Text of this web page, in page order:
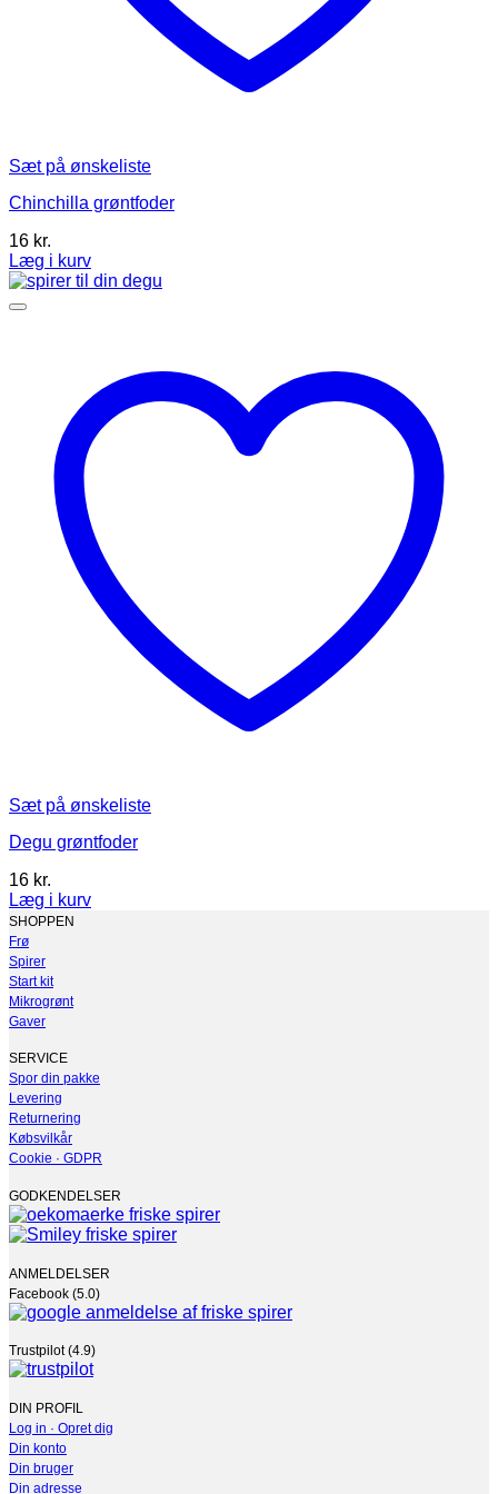
Sæt på ønskeliste
Chinchilla grøntfoder
16 kr.
Læg i kurv
Dette
vare
Mulighederne
varesiden
Sæt på ønskeliste
Degu grøntfoder
16 kr.
Læg i kurv
Dette
vare
har
flere
varianter.
Mulighederne
vælges
på
varesiden
SHOPPEN
Frø
Spirer
Start kit
Mikrogrønt
Gaver
SERVICE
Spor din pakke
Levering
Returnering
Købsvilkår
Cookie · GDPR
GODKENDELSER
ANMELDELSER
Facebook (5.0)
Trustpilot (4.9)
DIN PROFIL
Log in · Opret dig
Din konto
Din bruger
Din adresse